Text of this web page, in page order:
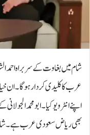
شام میں بغاوت کے سربراہ
عرب کا کلیدی کردار ہوگا۔ان
اپنے انٹرویو کیا۔ ابو محمد
بھی ریاض سعودی عرب